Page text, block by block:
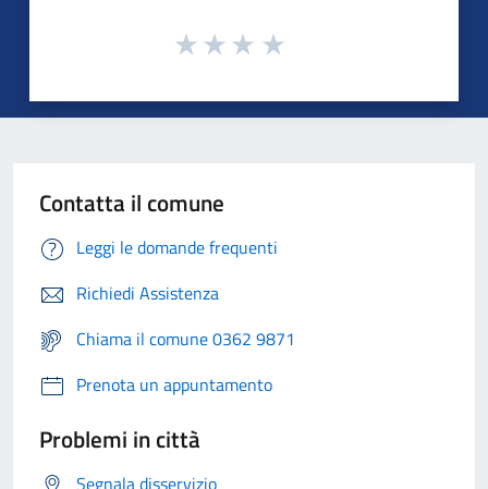
Contatta il comune
Leggi le domande frequenti
Richiedi Assistenza
Chiama il comune 0362 9871
Prenota un appuntamento
Problemi in città